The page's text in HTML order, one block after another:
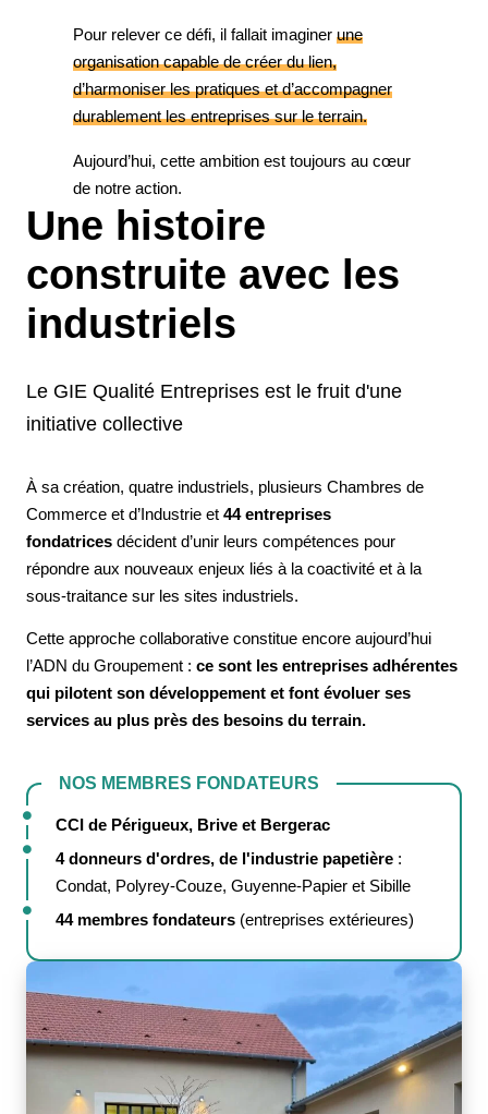
Pour relever ce défi, il fallait imaginerune
organisation capable de créer du lien,
d’harmoniser les pratiques et d’accompagner
durablement les entreprises sur le terrain.
Aujourd’hui, cette ambition est toujours au cœur
de notre action.
Une histoire
construite avec les
industriels
Le GIE Qualité Entreprises est le fruit d'une
initiative collective
À sa création, quatre industriels, plusieurs Chambres de
Commerce et d’Industrie et 44 entreprises
fondatrices décident d’unir leurs compétences pour
répondre aux nouveaux enjeux liés à la coactivité et à la
sous-traitance sur les sites industriels.
Cette approche collaborative constitue encore aujourd’hui
l’ADN du Groupement : ce sont les entreprises adhérentes
qui pilotent son développement et font évoluer ses
services au plus près des besoins du terrain.
NOS MEMBRES FONDATEURS
CCI de Périgueux, Brive et Bergerac
4 donneurs d'ordres, de l'industrie papetière :
Condat, Polyrey-Couze, Guyenne-Papier et Sibille
44 membres fondateurs (entreprises extérieures)